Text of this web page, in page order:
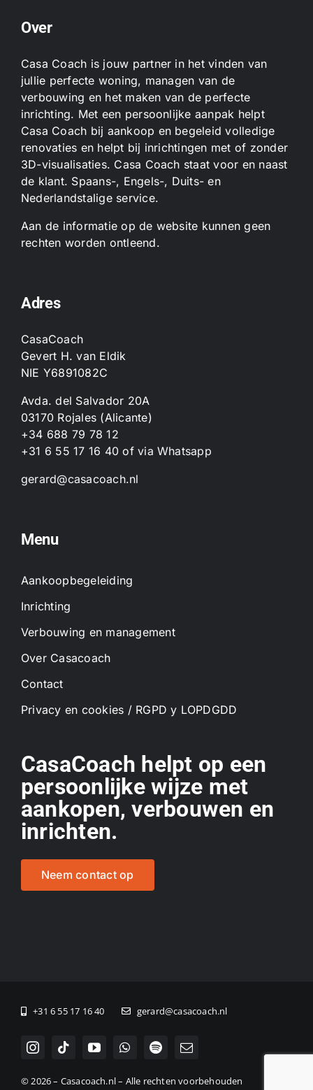
Over
Casa Coach is jouw partner in het vinden van
jullie perfecte woning, managen van de
verbouwing en het maken van de perfecte
inrichting. Met een persoonlijke aanpak helpt
Casa Coach bij aankoop en begeleid volledige
renovaties en helpt bij inrichtingen met of zonder
3D-visualisaties. Casa Coach staat voor en naast
de klant. Spaans-, Engels-, Duits- en
Nederlandstalige service.
Aan de informatie op de website kunnen geen
rechten worden ontleend.
Adres
CasaCoach
Gevert H. van Eldik
NIE Y6891082C
Avda. del Salvador 20A
03170 Rojales (Alicante)
+34 688 79 78 12
+31 6 55 17 16 40 ofvia Whatsapp
gerard@casacoach.nl
Menu
Aankoopbegeleiding
Inrichting
Verbouwing en management
Over Casacoach
Contact
Privacy en cookies / RGPD y LOPDGDD
CasaCoach helpt op een
persoonlijke wijze met
aankopen, verbouwen en
inrichten.
Neem contact op
+31 6 55 17 16 40 gerard@casacoach.nl
© 2026 – Casacoach.nl – Alle rechten voorbehouden